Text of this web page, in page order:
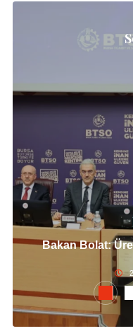
Bakan Bolat: